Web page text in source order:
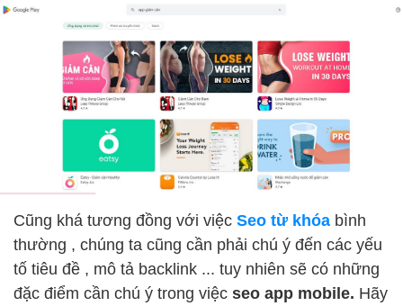
Cũng khá tương đồng với việc Seo từ khóa bình
thường , chúng ta cũng cần phải chú ý đến các yếu
tố tiêu đề , mô tả backlink ... tuy nhiên sẽ có những
đặc điểm cần chú ý trong việc seo app mobile. Hãy